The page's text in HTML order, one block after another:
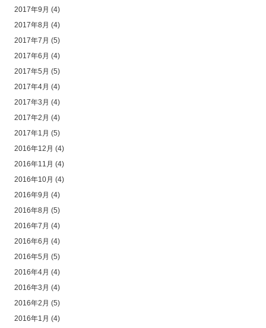
2017年9月 (4)
2017年8月 (4)
2017年7月 (5)
2017年6月 (4)
2017年5月 (5)
2017年4月 (4)
2017年3月 (4)
2017年2月 (4)
2017年1月 (5)
2016年12月 (4)
2016年11月 (4)
2016年10月 (4)
2016年9月 (4)
2016年8月 (5)
2016年7月 (4)
2016年6月 (4)
2016年5月 (5)
2016年4月 (4)
2016年3月 (4)
2016年2月 (5)
2016年1月 (4)